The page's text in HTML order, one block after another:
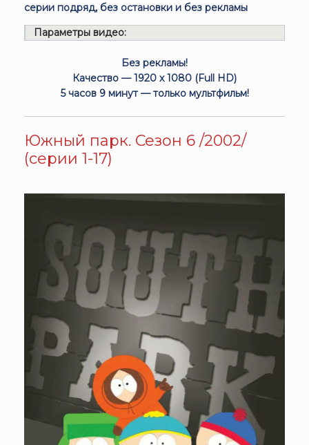
серии подряд, без остановки и без рекламы
Параметры видео:
Без рекламы!
Качество — 1920 x 1080 (Full HD)
5 часов 9 минут — только мультфильм!
Южный парк. Сезон 6 /2002/
(серии 1-17)